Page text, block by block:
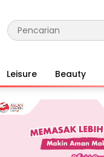
Leisure Beauty